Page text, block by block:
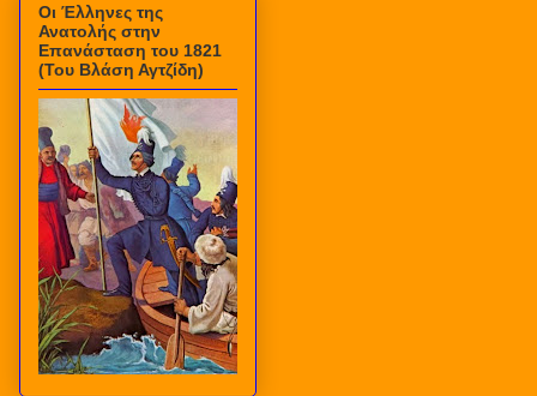
Οι Έλληνες της
Ανατολής στην
Επανάσταση του 1821
(Του Βλάση Αγτζίδη)